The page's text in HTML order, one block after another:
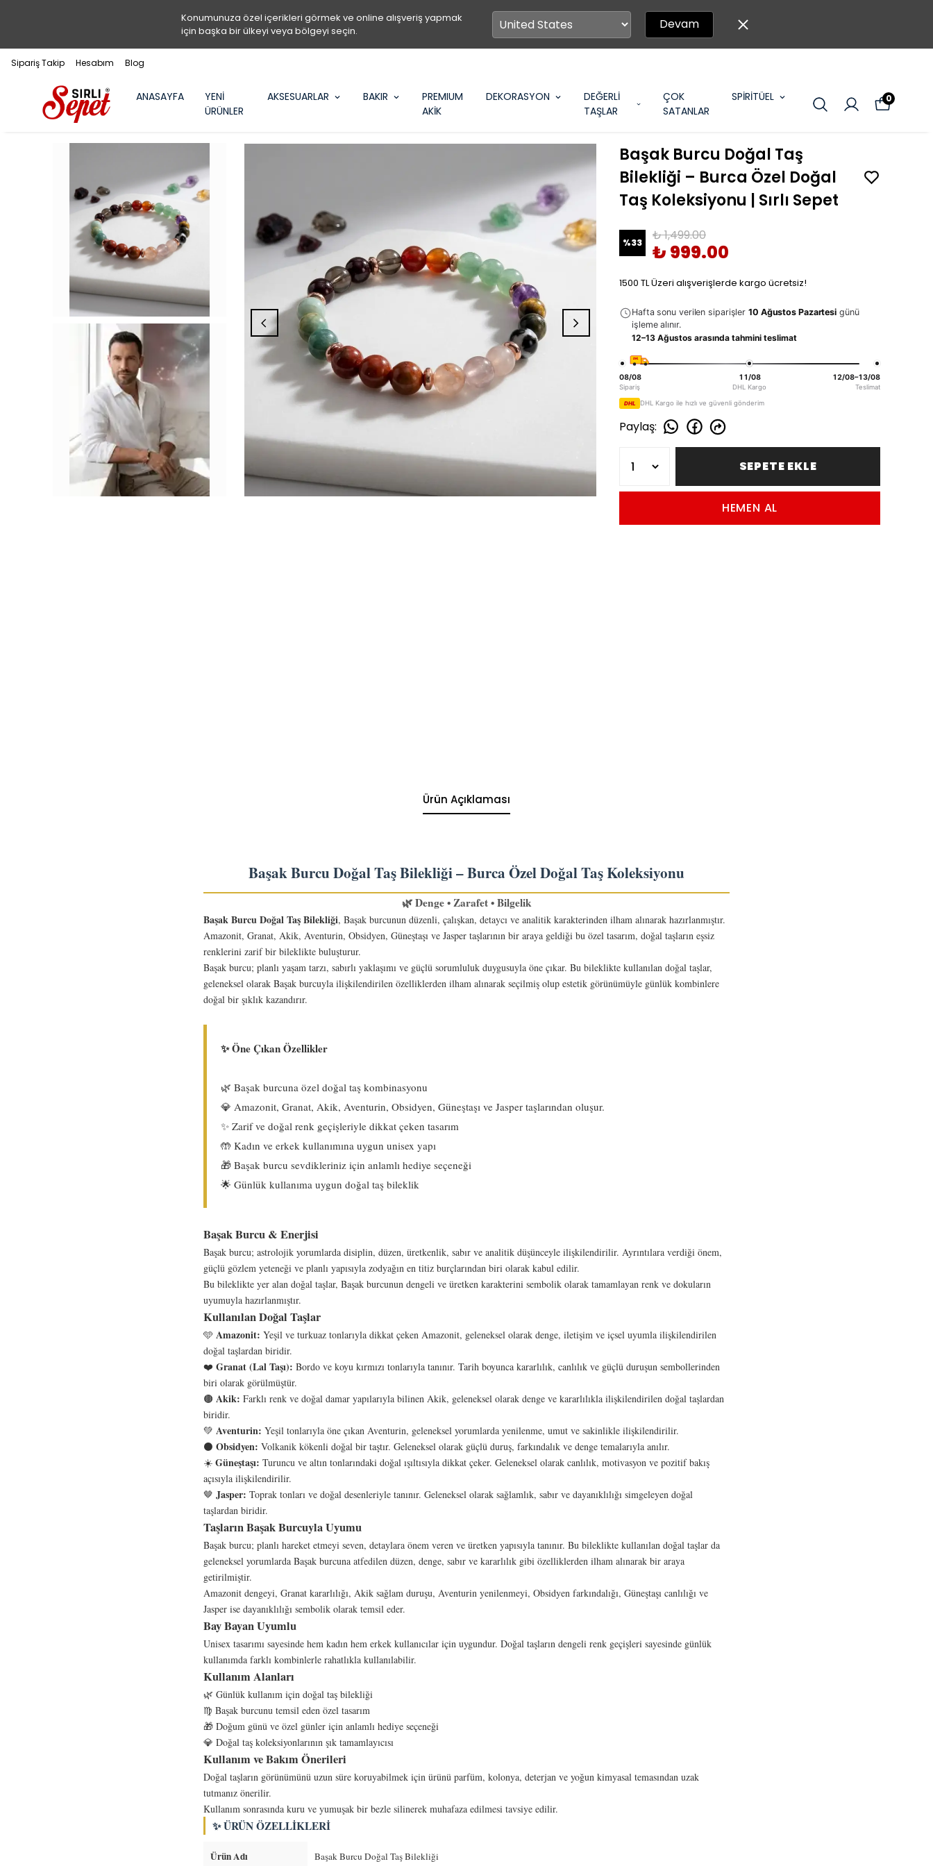
Konumunuza özel içerikleri görmek ve online alışveriş yapmak
için başka bir ülkeyi veya bölgeyi seçin.
Devam
Sipariş Takip Hesabım Blog
ANASAYFA
YENİ
ÜRÜNLER
AKSESUARLAR BAKIR
PREMIUM
AKİK
DEKORASYON
DEĞERLİ
TAŞLAR
ÇOK
SATANLAR
SPİRİTÜEL 0
Başak Burcu Doğal Taş
Bilekliği – Burca Özel Doğal
Taş Koleksiyonu | Sırlı Sepet
%33 ₺ 1,499.00
₺ 999.00
1500 TL Üzeri alışverişlerde kargo ücretsiz!
Hafta sonu verilen siparişler 10 Ağustos Pazartesi günü
işleme alınır.
12–13 Ağustos arasında tahmini teslimat
DHL
08/08
Sipariş
11/08
DHL Kargo
12/08–13/08
Teslimat
DHL DHL Kargo ile hızlı ve güvenli gönderim
Paylaş:
SEPETE EKLE
HEMEN AL
Ürün Açıklaması
Başak Burcu Doğal Taş Bilekliği – Burca Özel Doğal Taş Koleksiyonu
🌿 Denge • Zarafet • Bilgelik
Başak Burcu Doğal Taş Bilekliği, Başak burcunun düzenli, çalışkan, detaycı ve analitik karakterinden ilham alınarak hazırlanmıştır.
Amazonit, Granat, Akik, Aventurin, Obsidyen, Güneştaşı ve Jasper taşlarının bir araya geldiği bu özel tasarım, doğal taşların eşsiz
renklerini zarif bir bileklikte buluşturur.
Başak burcu; planlı yaşam tarzı, sabırlı yaklaşımı ve güçlü sorumluluk duygusuyla öne çıkar. Bu bileklikte kullanılan doğal taşlar,
geleneksel olarak Başak burcuyla ilişkilendirilen özelliklerden ilham alınarak seçilmiş olup estetik görünümüyle günlük kombinlere
doğal bir şıklık kazandırır.
✨ Öne Çıkan Özellikler
🌿 Başak burcuna özel doğal taş kombinasyonu
💎 Amazonit, Granat, Akik, Aventurin, Obsidyen, Güneştaşı ve Jasper taşlarından oluşur.
✨ Zarif ve doğal renk geçişleriyle dikkat çeken tasarım
🤲 Kadın ve erkek kullanımına uygun unisex yapı
🎁 Başak burcu sevdikleriniz için anlamlı hediye seçeneği
🌟 Günlük kullanıma uygun doğal taş bileklik
Başak Burcu & Enerjisi
Başak burcu; astrolojik yorumlarda disiplin, düzen, üretkenlik, sabır ve analitik düşünceyle ilişkilendirilir. Ayrıntılara verdiği önem,
güçlü gözlem yeteneği ve planlı yapısıyla zodyağın en titiz burçlarından biri olarak kabul edilir.
Bu bileklikte yer alan doğal taşlar, Başak burcunun dengeli ve üretken karakterini sembolik olarak tamamlayan renk ve dokuların
uyumuyla hazırlanmıştır.
Kullanılan Doğal Taşlar
🩵 Amazonit: Yeşil ve turkuaz tonlarıyla dikkat çeken Amazonit, geleneksel olarak denge, iletişim ve içsel uyumla ilişkilendirilen
doğal taşlardan biridir.
❤️ Granat (Lal Taşı): Bordo ve koyu kırmızı tonlarıyla tanınır. Tarih boyunca kararlılık, canlılık ve güçlü duruşun sembollerinden
biri olarak görülmüştür.
🟤 Akik: Farklı renk ve doğal damar yapılarıyla bilinen Akik, geleneksel olarak denge ve kararlılıkla ilişkilendirilen doğal taşlardan
biridir.
💚 Aventurin: Yeşil tonlarıyla öne çıkan Aventurin, geleneksel yorumlarda yenilenme, umut ve sakinlikle ilişkilendirilir.
⚫ Obsidyen: Volkanik kökenli doğal bir taştır. Geleneksel olarak güçlü duruş, farkındalık ve denge temalarıyla anılır.
☀️ Güneştaşı: Turuncu ve altın tonlarındaki doğal ışıltısıyla dikkat çeker. Geleneksel olarak canlılık, motivasyon ve pozitif bakış
açısıyla ilişkilendirilir.
🤎 Jasper: Toprak tonları ve doğal desenleriyle tanınır. Geleneksel olarak sağlamlık, sabır ve dayanıklılığı simgeleyen doğal
taşlardan biridir.
Taşların Başak Burcuyla Uyumu
Başak burcu; planlı hareket etmeyi seven, detaylara önem veren ve üretken yapısıyla tanınır. Bu bileklikte kullanılan doğal taşlar da
geleneksel yorumlarda Başak burcuna atfedilen düzen, denge, sabır ve kararlılık gibi özelliklerden ilham alınarak bir araya
getirilmiştir.
Amazonit dengeyi, Granat kararlılığı, Akik sağlam duruşu, Aventurin yenilenmeyi, Obsidyen farkındalığı, Güneştaşı canlılığı ve
Jasper ise dayanıklılığı sembolik olarak temsil eder.
Bay Bayan Uyumlu
Unisex tasarımı sayesinde hem kadın hem erkek kullanıcılar için uygundur. Doğal taşların dengeli renk geçişleri sayesinde günlük
kullanımda farklı kombinlerle rahatlıkla kullanılabilir.
Kullanım Alanları
🌿 Günlük kullanım için doğal taş bilekliği
♍ Başak burcunu temsil eden özel tasarım
🎁 Doğum günü ve özel günler için anlamlı hediye seçeneği
💎 Doğal taş koleksiyonlarının şık tamamlayıcısı
Kullanım ve Bakım Önerileri
Doğal taşların görünümünü uzun süre koruyabilmek için ürünü parfüm, kolonya, deterjan ve yoğun kimyasal temasından uzak
tutmanız önerilir.
Kullanım sonrasında kuru ve yumuşak bir bezle silinerek muhafaza edilmesi tavsiye edilir.
✨ ÜRÜN ÖZELLIKLERI
Ürün Adı Başak Burcu Doğal Taş Bilekliği